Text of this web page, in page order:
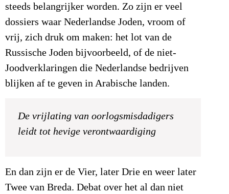
steeds belangrijker worden. Zo zijn er veel
dossiers waar Nederlandse Joden, vroom of
vrij, zich druk om maken: het lot van de
Russische Joden bijvoorbeeld, of de niet-
Joodverklaringen die Nederlandse bedrijven
blijken af te geven in Arabische landen.
De vrijlating van oorlogsmisdadigers
leidt tot hevige verontwaardiging
En dan zijn er de Vier, later Drie en weer later
Twee van Breda. Debat over het al dan niet